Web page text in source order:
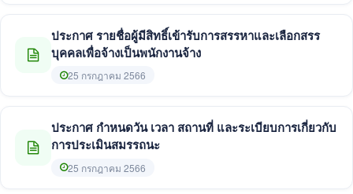
ประกาศ รายชื่อผู้มีสิทธิ์เข้ารับการสรรหาและเลือกสรร
บุคคลเพื่อจ้างเป็นพนักงานจ้าง
25 กรกฎาคม 2566
ประกาศ กำหนดวัน เวลา สถานที่ และระเบียบการเกี่ยวกับ
การประเมินสมรรถนะ
25 กรกฎาคม 2566